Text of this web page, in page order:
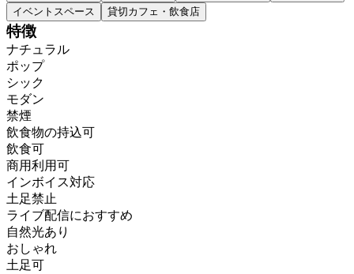
イベントスペース
貸切カフェ・飲食店
特徴
ナチュラル
ポップ
シック
モダン
禁煙
飲食物の持込可
飲食可
商用利用可
インボイス対応
土足禁止
ライブ配信におすすめ
自然光あり
おしゃれ
土足可